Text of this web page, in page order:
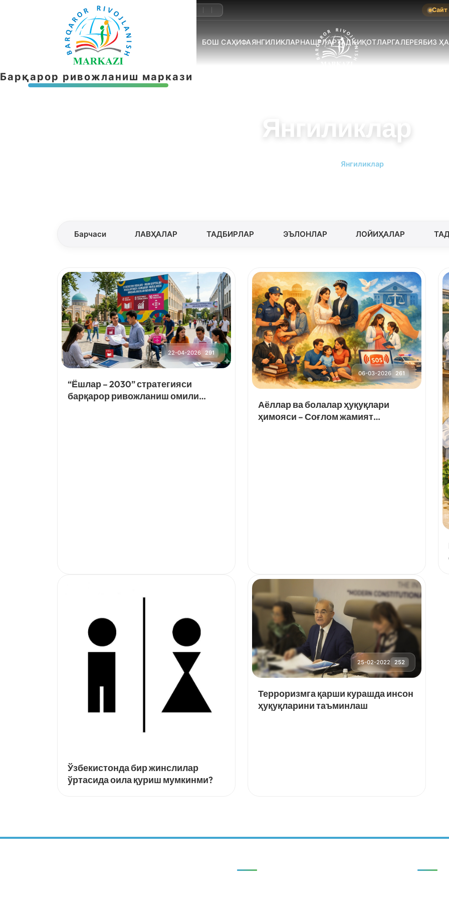
Барқарор ривожланиш маркази
+998-55-503-32-22
БОШ САҲИФАЯНГИЛИКЛАРНАШРЛАРТАДҚИҚОТЛАРГАЛЕРЕЯБИЗ
Янгиликлар
Янгиликлар
Барчаси ЛАВҲАЛАР ТАДБИРЛАР ЭЪЛОНЛАР ЛОЙИҲАЛАР
22-04-2026 291
“Ёшлар – 2030” стратегияси
барқарор ривожланиш омили
06-03-2026 261
Аёллар ва болалар ҳуқуқлари
ҳимояси – Соғлом жамият
Ўзбекистонда бир жинслилар
ўртасида оила қуриш мумкинми?
25-02-2022 252
Терроризмга қарши курашда инсон
ҳуқуқларини таъминлаш